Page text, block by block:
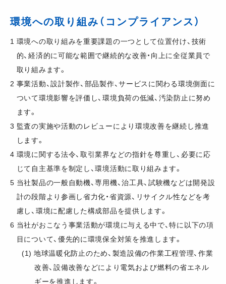
環境への取り組み（コンプライアンス）
1 環境への取り組みを重要課題の一つとして位置付け、技術
的、経済的に可能な範囲で継続的な改善・向上に全従業員で
取り組みます。
2 事業活動、設計製作、部品製作、サービスに関わる環境側面に
ついて環境影響を評価し、環境負荷の低減、汚染防止に努め
ます。
3 監査の実施や活動のレビューにより環境改善を継続し推進
します。
4 環境に関する法令、取引業界などの指針を尊重し、必要に応
じて自主基準を制定し、環境活動に取り組みます。
5 当社製品の一般自動機、専用機、治工具、試験機などは開発設
計の段階より参画し省力化・省資源、リサイクル性などを考
慮し、環境に配慮した構成部品を提供します。
6 当社がおこなう事業活動が環境に与える中で、特に以下の項
目について、優先的に環境保全対策を推進します。
(1) 地球温暖化防止のため、製造設備の作業工程管理、作業
改善、設備改善などにより電気および燃料の省エネル
ギーを推進します。